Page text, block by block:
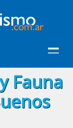
Fauna